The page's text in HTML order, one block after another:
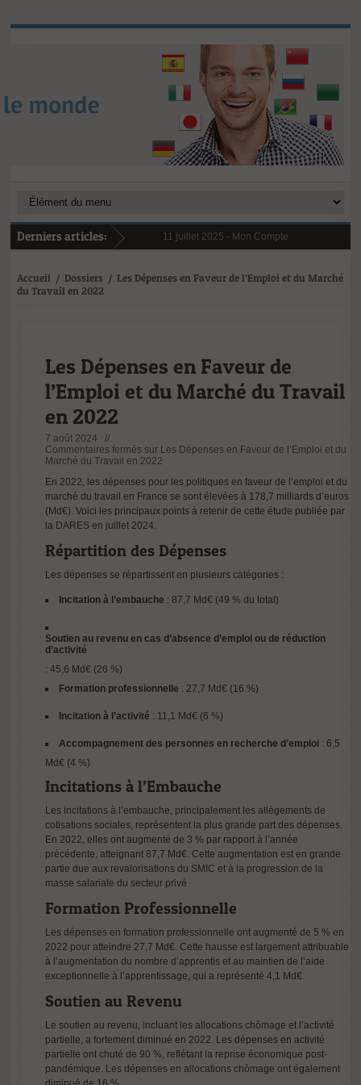
Derniers articles: 11 juillet 2025 - Mon Compte Formation
6 janvier 2025 -Au 1er janvier 2025, le reste
L’importance cruciale de
Accueil /Dossiers /Les Dépenses en Faveur de l’Emploi et du Marché
du Travail en 2022
Les Dépenses en Faveur de
l’Emploi et du Marché du Travail
en 2022
7 août 2024 //
Commentaires fermés sur Les Dépenses en Faveur de l’Emploi et du
Marché du Travail en 2022
En 2022, les dépenses pour les politiques en faveur de l’emploi et du
marché du travail en France se sont élevées à 178,7 milliards d’euros
(Md€). Voici les principaux points à retenir de cette étude publiée par
la DARES en juillet 2024.
Répartition des Dépenses
Les dépenses se répartissent en plusieurs catégories :
Incitation à l’embauche : 87,7 Md€ (49 % du total)
Soutien au revenu en cas d’absence d’emploi ou de réduction
d’activité
: 45,6 Md€ (26 %)
Formation professionnelle : 27,7 Md€ (16 %)
Incitation à l’activité : 11,1 Md€ (6 %)
Accompagnement des personnes en recherche d’emploi: 6,5
Md€ (4 %)​
Incitations à l’Embauche
Les incitations à l’embauche, principalement les allègements de
cotisations sociales, représentent la plus grande part des dépenses.
En 2022, elles ont augmenté de 3 % par rapport à l’année
précédente, atteignant 87,7 Md€. Cette augmentation est en grande
partie due aux revalorisations du SMIC et à la progression de la
masse salariale du secteur privé​
Formation Professionnelle
Les dépenses en formation professionnelle ont augmenté de 5 % en
2022 pour atteindre 27,7 Md€. Cette hausse est largement attribuable
à l’augmentation du nombre d’apprentis et au maintien de l’aide
exceptionnelle à l’apprentissage, qui a représenté 4,1 Md€.
Soutien au Revenu
Le soutien au revenu, incluant les allocations chômage et l’activité
partielle, a fortement diminué en 2022. Les dépenses en activité
partielle ont chuté de 90 %, reflétant la reprise économique post-
pandémique. Les dépenses en allocations chômage ont également